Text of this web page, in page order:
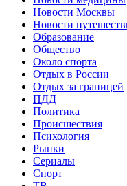
Новости Москвы
Новости
Образование
Общество
Около спорта
Отдых в России
Отдых за границей
ПДД
Политика
Происшествия
Психология
Рынки
Сериалы
Спорт